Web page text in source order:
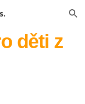
Skip to navigation
děti z